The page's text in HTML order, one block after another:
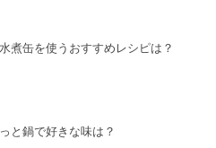
煮缶を使うおすすめレシピは？
と鍋で好きな味は？